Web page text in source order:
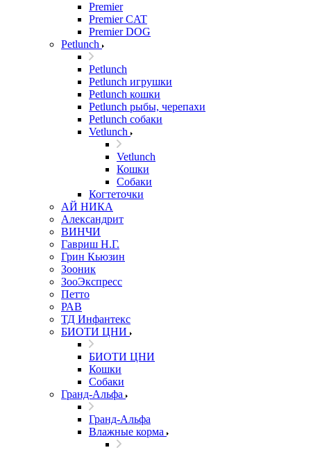
Premier
Premier CAT
Premier DOG
Petlunch
Petlunch
Petlunch игрушки
Petlunch кошки
Petlunch рыбы, черепахи
Petlunch собаки
Vetlunch
Vetlunch
Кошки
Собаки
Когтеточки
АЙ НИКА
Александрит
ВИНЧИ
Гавриш Н.Г.
Грин Кьюзин
Зооник
ЗооЭкспресс
Петто
РАВ
ТД Инфантекс
БИОТИ ЦНИ
БИОТИ ЦНИ
Кошки
Собаки
Гранд-Альфа
Гранд-Альфа
Влажные корма